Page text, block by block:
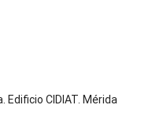
Edificio CIDIAT. Mérida